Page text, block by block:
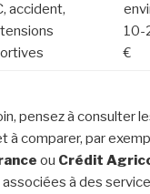
accident,
10-
€
pensez à consulter
à comparer, par
ou Crédit
à des